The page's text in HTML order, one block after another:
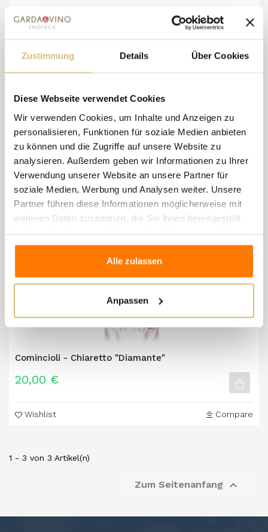
Zustimmung Details Über Cookies
Diese Webseite verwendet Cookies
Wir verwenden Cookies, um Inhalte und Anzeigen zu
personalisieren, Funktionen für soziale Medien anbieten
zu können und die Zugriffe auf unsere Website zu
analysieren. Außerdem geben wir Informationen zu Ihrer
Verwendung unserer Website an unsere Partner für
soziale Medien, Werbung und Analysen weiter. Unsere
Partner führen diese Informationen möglicherweise mit
weiteren Daten zusammen, die Sie ihnen bereitgestellt
gesammelt haben.
Alle zulassen
Anpassen
30,50 €
Comincioli - Chiaretto "Diamante"
20,00 €
Wishlist Compare
1 - 3 von 3 Artikel(n)
Zum Seitenanfang 